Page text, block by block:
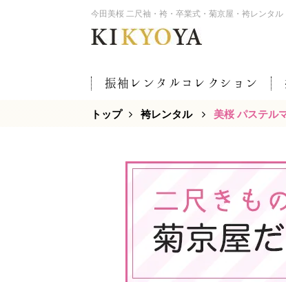
今田美桜 二尺袖・袴・卒業式・菊京屋・袴レンタル
振袖レンタルコレクション
トップ 袴レンタル 美桜 パステル